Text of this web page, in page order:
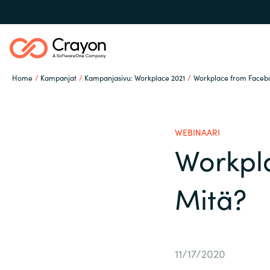
Home Kampanjat Kampanjasivu: Workplace 2021 Workplace from
Global site
Austria
Ohjelmistovalmistajat
Tietoa meistä
WEBINAARI
Mitä?
11/17/2020